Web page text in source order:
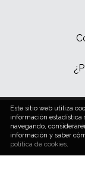
Este sitio web utiliza
información estadística
navegando,
información y saber
política de cookies.